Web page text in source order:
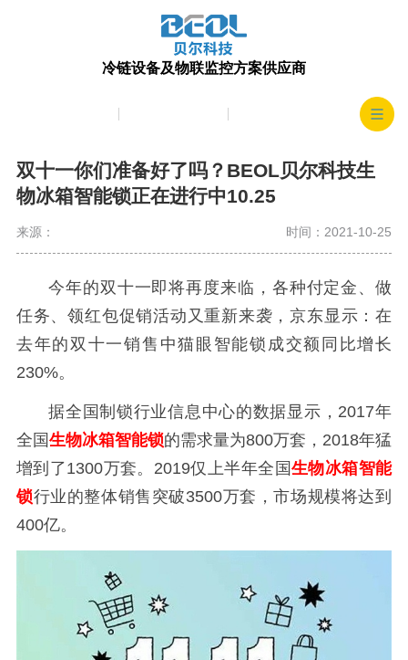
冷链设备及物联监控方案供应商
双十一你们准备好了吗？BEOL贝尔科技生
物冰箱智能锁正在进行中10.25
来源： 时间：2021-10-25
今年的双十一即将再度来临，各种付定金、做
任务、领红包促销活动又重新来袭，京东显示：在
去年的双十一销售中猫眼智能锁成交额同比增长
230%。
据全国制锁行业信息中心的数据显示，2017年
全国生物冰箱智能锁的需求量为800万套，2018年猛
增到了1300万套。2019仅上半年全国生物冰箱智能
锁行业的整体销售突破3500万套，市场规模将达到
400亿。